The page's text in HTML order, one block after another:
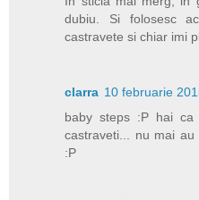
dubiu. Si folosesc
castravete si chiar imi
clarra 10 februarie
baby steps :P hai
castraveti... nu mai
:P